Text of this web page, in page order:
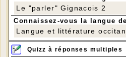
devançant de 23 secondes le
Nicolas Ciamin complétait ce
Cette épreuve est une des
championnat de France des
Le "parler" Gignacois 2
Connaissez-vous la langue
Langue et littérature
Quizz à réponses multiples